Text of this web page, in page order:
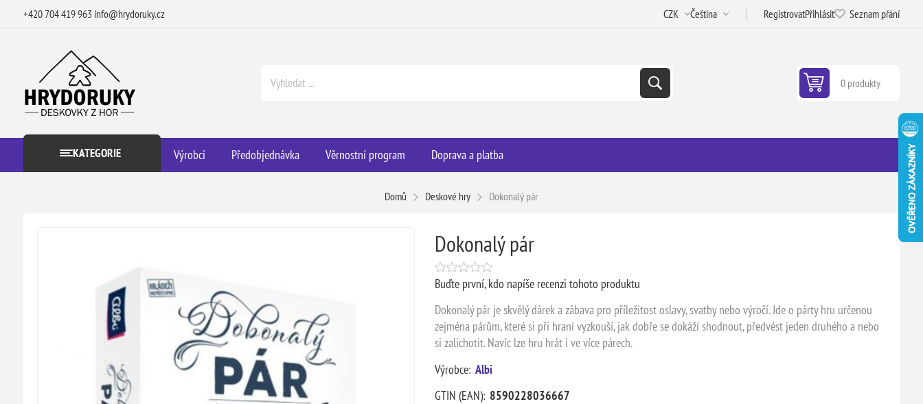
+420 704 419 963 info@hrydoruky.cz RegistrovatPřihlásit Seznam přání
0 produkty
KATEGORIE Výrobci Předobjednávka Věrnostní program Doprava a platba
Domů Deskové hry Dokonalý pár
Dokonalý pár
Buďte první, kdo napíše recenzi tohoto produktu
Dokonalý pár je skvělý dárek a zábava pro příležitost oslavy, svatby nebo výročí. Jde o párty hru určenou
zejména párům, které si při hraní vyzkouší, jak dobře se dokáží shodnout, předvést jeden druhého a nebo
si zalichotit. Navíc lze hru hrát i ve více párech.
Výrobce: Albi
GTIN (EAN): 8590228036667